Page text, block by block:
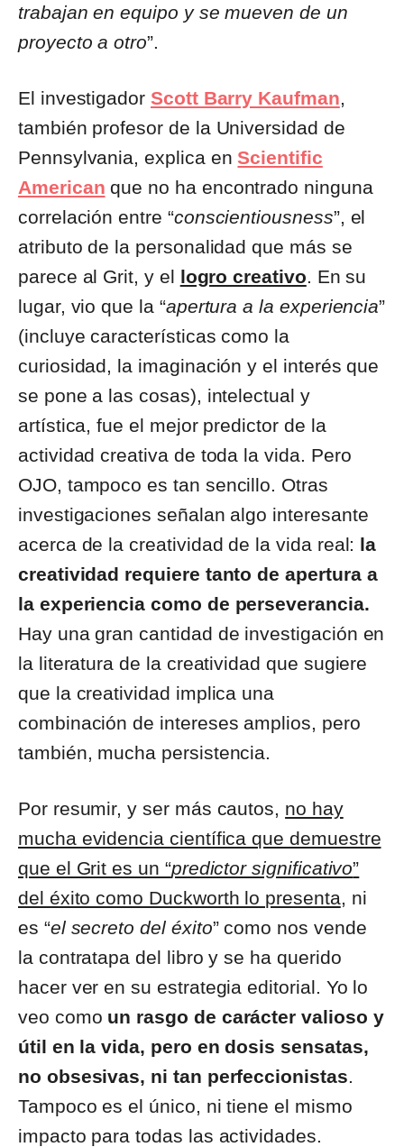
trabajan en equipo y se mueven de un
proyecto a otro”.
El investigador Scott Barry Kaufman,
también profesor de la Universidad de
Pennsylvania, explica enScientific
American que no ha encontrado ninguna
correlación entre “conscientiousness”, el
atributo de la personalidad que más se
parece al Grit, y el logro creativo. En su
lugar, vio que la “apertura a la experiencia”
(incluye características como la
curiosidad, la imaginación y el interés que
se pone a las cosas), intelectual y
artística, fue el mejor predictor de la
actividad creativa de toda la vida. Pero
OJO, tampoco es tan sencillo. Otras
investigaciones señalan algo interesante
acerca de la creatividad de la vida real: la
creatividad requiere tanto de apertura a
la experiencia como de perseverancia.
Hay una gran cantidad de investigación en
la literatura de la creatividad que sugiere
que la creatividad implica una
combinación de intereses amplios, pero
también, mucha persistencia.
Por resumir, y ser más cautos, no hay
mucha evidencia científica que demuestre
que el Grit es un “predictor significativo”
del éxito como Duckworth lo presenta, ni
es “el secreto del éxito” como nos vende
la contratapa del libro y se ha querido
hacer ver en su estrategia editorial. Yo lo
veo como un rasgo de carácter valioso y
útil en la vida, pero en dosis sensatas,
no obsesivas, ni tan perfeccionistas.
Tampoco es el único, ni tiene el mismo
impacto para todas las actividades.